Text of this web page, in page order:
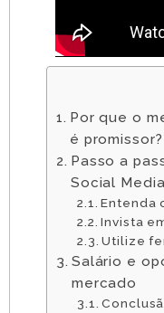
Por que o
é promissor?
Passo a
Social Media
Entenda
Invista
Utilize
Salário e
mercado